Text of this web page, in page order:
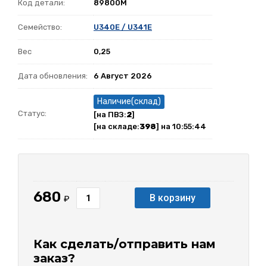
Код детали: 89800M
Семейство: U340E / U341E
Вес 0,25
Дата обновления: 6 Август 2026
Статус:
Наличие(склад)
[на ПВЗ:2]
[на складе:398] на 10:55:44
680 ₽ В корзину
Как сделать/отправить нам
заказ?